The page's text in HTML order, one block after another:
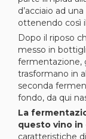
d’acciaio ad
ottenendo così
Dopo il riposo
messo in
fermentazione,
trasformano in
seconda
fondo, da qui
La
questo vino
caratteristiche